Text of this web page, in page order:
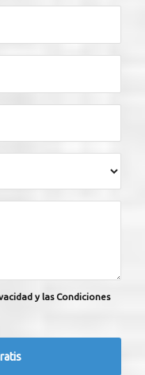
y las Condiciones